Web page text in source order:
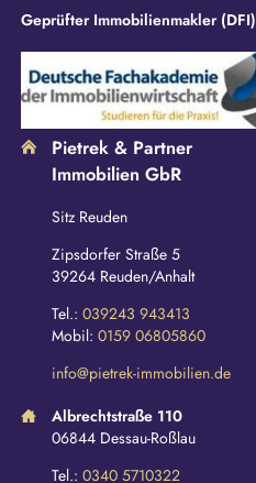
Geprüfter Immobilienmakler (DFI)
Pietrek & Partner
Immobilien GbR
Sitz Reuden
Zipsdorfer Straße 5
39264 Reuden/Anhalt
Tel.: 039243 943413
Mobil: 0159 06805860
info@pietrek-immobilien.de
Albrechtstraße 110
06844 Dessau-Roßlau
Tel.: 0340 5710322